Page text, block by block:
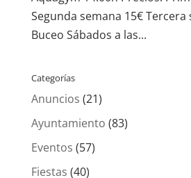
Segunda semana 15€ Tercera
Buceo Sábados a las...
Categorías
Anuncios (21)
Ayuntamiento (83)
Eventos (57)
Fiestas (40)